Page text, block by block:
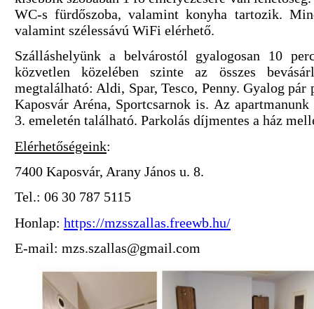
WC-s fürdőszoba, valamint konyha tartozik.
valamint szélessávú WiFi elérhető.
Szálláshelyünk a belvárostól gyalogosan 10
közvetlen közelében szinte az összes
megtalálható: Aldi, Spar, Tesco, Penny. Gyalog pár
Kaposvár Aréna, Sportcsarnok is. Az apartmanunk
3. emeletén található. Parkolás díjmentes a ház
Elérhetőségeink:
7400 Kaposvár, Arany János u. 8.
Tel.: 06 30 787 5115
Honlap: https://mzsszallas.freewb.hu/
E-mail: mzs.szallas@gmail.com